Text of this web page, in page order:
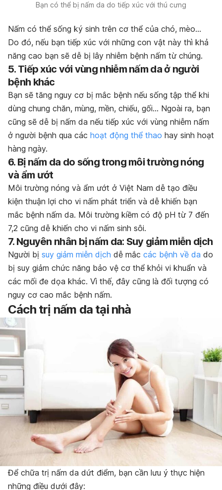
Bạn có thể bị nấm da do tiếp xúc với thú cưng
Nấm có thể sống ký sinh trên cơ thể của chó, mèo…
Do đó, nếu bạn tiếp xúc với những con vật này thì khả
năng cao bạn sẽ dễ bị lây nhiễm bệnh nấm từ chúng.
5. Tiếp xúc với vùng nhiễm nấm da ở người
bệnh khác
Bạn sẽ tăng nguy cơ bị mắc bệnh nếu sống tập thể khi
dùng chung chăn, mùng, mền, chiếu, gối… Ngoài ra, bạn
cũng sẽ dễ bị nấm da nếu tiếp xúc với vùng nhiễm nấm
ở người bệnh qua các hoạt động thể thao hay sinh hoạt
hàng ngày.
6. Bị nấm da do sống trong môi trường nóng
và ẩm ướt
Môi trường nóng và ẩm ướt ở Việt Nam dễ tạo điều
kiện thuận lợi cho vi nấm phát triển và dễ khiến bạn
mắc bệnh nấm da. Môi trường kiềm có độ pH từ 7 đến
7,2 cũng dễ khiến cho vi nấm sinh sôi.
7. Nguyên nhân bị nấm da: Suy giảm miễn dịch
Người bị suy giảm miễn dịch dễ mắc các bệnh về da do
bị suy giảm chức năng bảo vệ cơ thể khỏi vi khuẩn và
các mối đe dọa khác. Vì thế, đây cũng là đối tượng có
nguy cơ cao mắc bệnh nấm.
Cách trị nấm da tại nhà
Để chữa trị nấm da dứt điểm, bạn cần lưu ý thực hiện
những điều dưới đây: